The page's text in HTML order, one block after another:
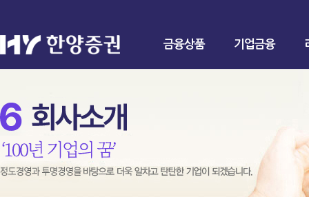
금융상품 기업금융